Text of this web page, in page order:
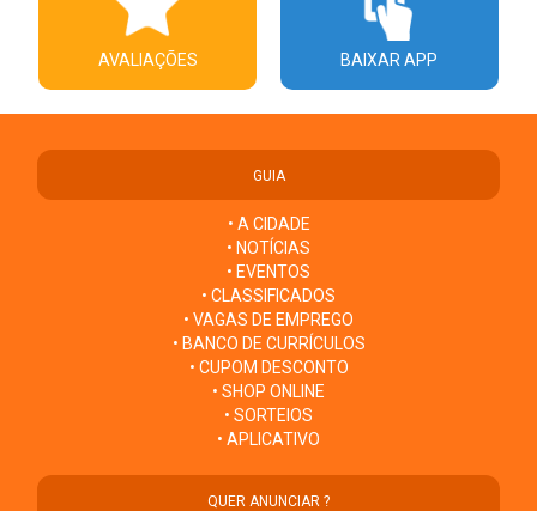
AVALIAÇÕES BAIXAR APP
GUIA
• A CIDADE
• NOTÍCIAS
• EVENTOS
• CLASSIFICADOS
• VAGAS DE EMPREGO
• BANCO DE CURRÍCULOS
• CUPOM DESCONTO
• SHOP ONLINE
• SORTEIOS
• APLICATIVO
QUER ANUNCIAR ?